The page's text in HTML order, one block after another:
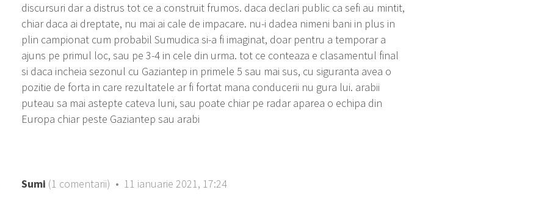
discursuri dar a distrus tot ce a construit frumos. daca declari public ca sefi au mintit,
chiar daca ai dreptate, nu mai ai cale de impacare. nu-i dadea nimeni bani in plus in
plin campionat cum probabil Sumudica si-a fi imaginat, doar pentru a temporar a
ajuns pe primul loc, sau pe 3-4 in cele din urma. tot ce conteaza e clasamentul final
si daca incheia sezonul cu Gaziantep in primele 5 sau mai sus, cu siguranta avea o
pozitie de forta in care rezultatele ar fi fortat mana conducerii nu gura lui. arabii
puteau sa mai astepte cateva luni, sau poate chiar pe radar aparea o echipa din
Europa chiar peste Gaziantep sau arabi
Sumi (1 comentarii) • 11 ianuarie 2021, 17:24